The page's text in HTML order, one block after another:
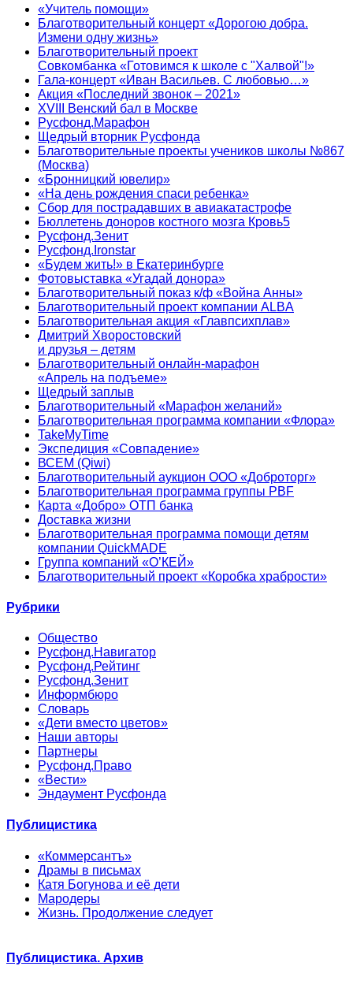
«Учитель помощи»
Благотворительный концерт «Дорогою добра.
Измени одну жизнь»
Благотворительный проект
Совкомбанка «Готовимся к школе с "Халвой"!»
Гала-концерт «Иван Васильев. С любовью…»
Акция «Последний звонок – 2021»
XVIII Венский бал в Москве
Русфонд.Марафон
Щедрый вторник Русфонда
Благотворительные проекты учеников школы №867
(Москва)
«Бронницкий ювелир»
«На день рождения спаси ребенка»
Сбор для пострадавших в авиакатастрофе
Бюллетень доноров костного мозга Кровь5
Русфонд.Зенит
Русфонд.Ironstar
«Будем жить!» в Екатеринбурге
Фотовыставка «Угадай донора»
Благотворительный показ к/ф «Война Анны»
Благотворительный проект компании ALBA
Благотворительная акция «Главпсихплав»
Дмитрий Хворостовский
и друзья – детям
Благотворительный онлайн‑марафон
«Апрель на подъеме»
Щедрый заплыв
Благотворительный «Марафон желаний»
Благотворительная программа компании «Флора»
TakeMyTime
Экспедиция «Совпадение»
ВСЕМ (Qiwi)
Благотворительный аукцион ООО «Доброторг»
Благотворительная программа группы PBF
Карта «Добро» ОТП банка
Доставка жизни
Благотворительная программа помощи детям
компании QuickMADE
Группа компаний «О’КЕЙ»
Благотворительный проект «Коробка храбрости»
Рубрики
Общество
Русфонд.Навигатор
Русфонд.Рейтинг
Русфонд.Зенит
Информбюро
Словарь
«Дети вместо цветов»
Наши авторы
Партнеры
Русфонд.Право
«Вести»
Эндаумент Русфонда
Публицистика
«Коммерсантъ»
Драмы в письмах
Катя Богунова и её дети
Мародеры
Жизнь. Продолжение следует
Публицистика. Архив